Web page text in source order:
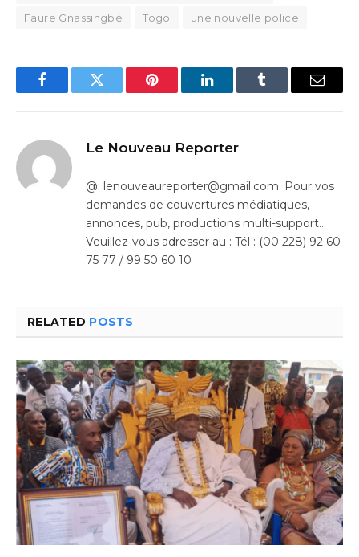
Faure Gnassingbé
Togo une nouvelle police
FacebookTwitter Pinterest LinkedInTumblr Email
Le Nouveau Reporter
@: lenouveaureporter@gmail.com. Pour vos
demandes de couvertures médiatiques,
annonces, pub, productions multi-support…
Veuillez-vous adresser au : Tél : (00 228) 92 60
75 77 / 99 50 60 10
RELATED POSTS